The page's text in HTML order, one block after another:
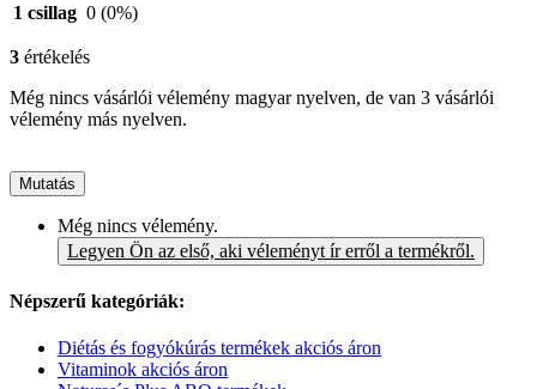
1 csillag 0 (0%)
3 értékelés
Még nincs vásárlói vélemény magyar nyelven, de van 3 vásárlói
vélemény más nyelven.
Mutatás
Még nincs vélemény.
Legyen Ön az első, aki véleményt ír erről a termékről.
Népszerű kategóriák:
Diétás és fogyókúrás termékek akciós áron
Vitaminok akciós áron